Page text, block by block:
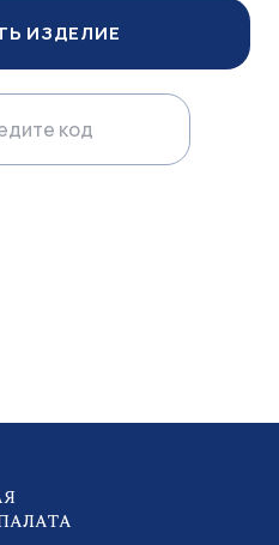
ИЗДЕЛИЕ